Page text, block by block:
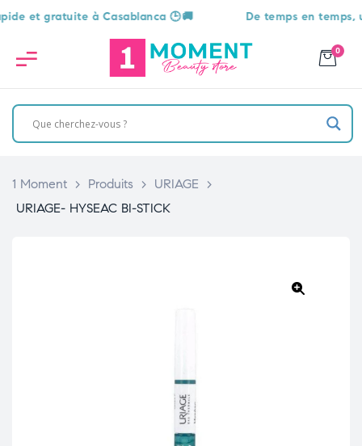
gratuite à Casablanca 🕒🚚 De temps en temps, une
0
1 Moment > Produits > URIAGE
>
URIAGE- HYSEAC BI-STICK